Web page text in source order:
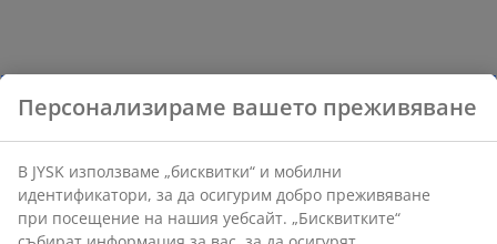
Персонализираме вашето преживяване
В JYSK използваме „бисквитки“ и мобилни
идентификатори, за да осигурим добро преживяване
при посещение на нашия уебсайт. „Бисквитките“